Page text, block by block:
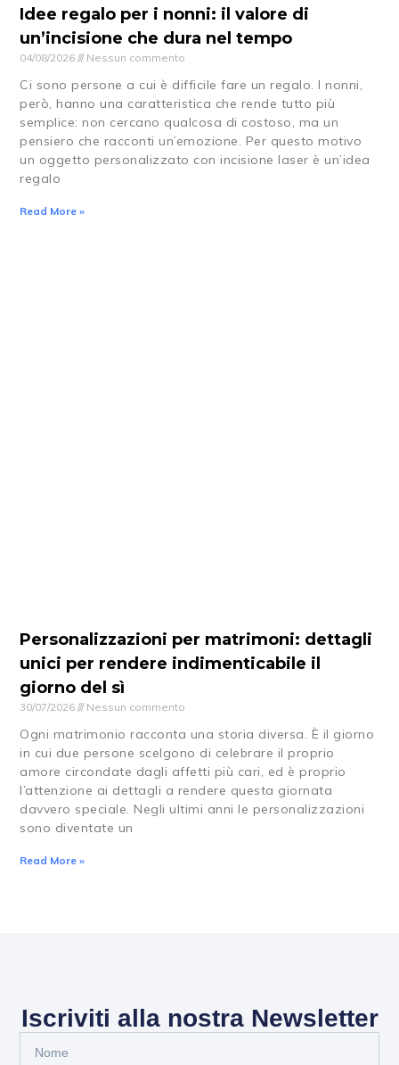
Idee regalo per i nonni: il valore di
un’incisione che dura nel tempo
04/08/2026 Nessun commento
Ci sono persone a cui è difficile fare un regalo. I nonni,
però, hanno una caratteristica che rende tutto più
semplice: non cercano qualcosa di costoso, ma un
pensiero che racconti un’emozione. Per questo motivo
un oggetto personalizzato con incisione laser è un’idea
regalo
Read More »
Personalizzazioni per matrimoni: dettagli
unici per rendere indimenticabile il
giorno del sì
30/07/2026 Nessun commento
Ogni matrimonio racconta una storia diversa. È il giorno
in cui due persone scelgono di celebrare il proprio
amore circondate dagli affetti più cari, ed è proprio
l’attenzione ai dettagli a rendere questa giornata
davvero speciale. Negli ultimi anni le personalizzazioni
sono diventate un
Read More »
Iscriviti alla nostra Newsletter